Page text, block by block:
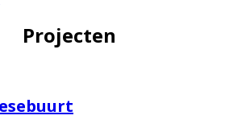
Projecten